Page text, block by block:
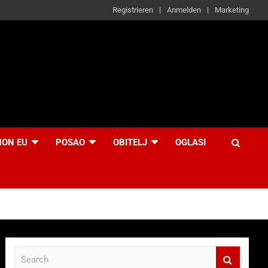
Registrieren Anmelden Marketing
EU POSAO OBITELJ OGLASI